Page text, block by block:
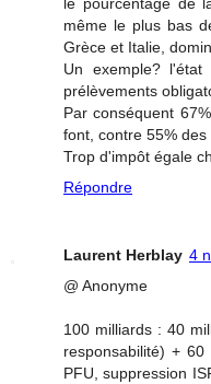
même le plus bas
Grèce et Italie,
Un exemple?
prélèvements
Par conséquent
font, contre 55% des
Trop d'impôt égale
Répondre
Laurent Herblay 4
@ Anonyme
100 milliards : 40
responsabilité) + 60
PFU, suppression